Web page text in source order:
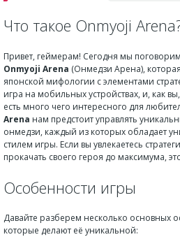
Что такое Onmyoji
Привет, геймерам! Сегодня мы
Onmyoji Arena (Онмедзи Арена),
японской мифологии с элементами
игра на мобильных устройствах, и, как
есть много чего интересного для
Arena нам предстоит управлять
онмедзи, каждый из которых обладает
стилем игры. Если вы увлекаетесь
прокачать своего героя до максимума,
Особенности игры
Давайте разберем несколько основных
которые делают её уникальной: